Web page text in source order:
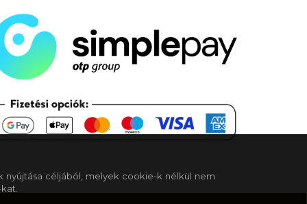
nyújtása céljából, melyek cookie-k nélkül nem